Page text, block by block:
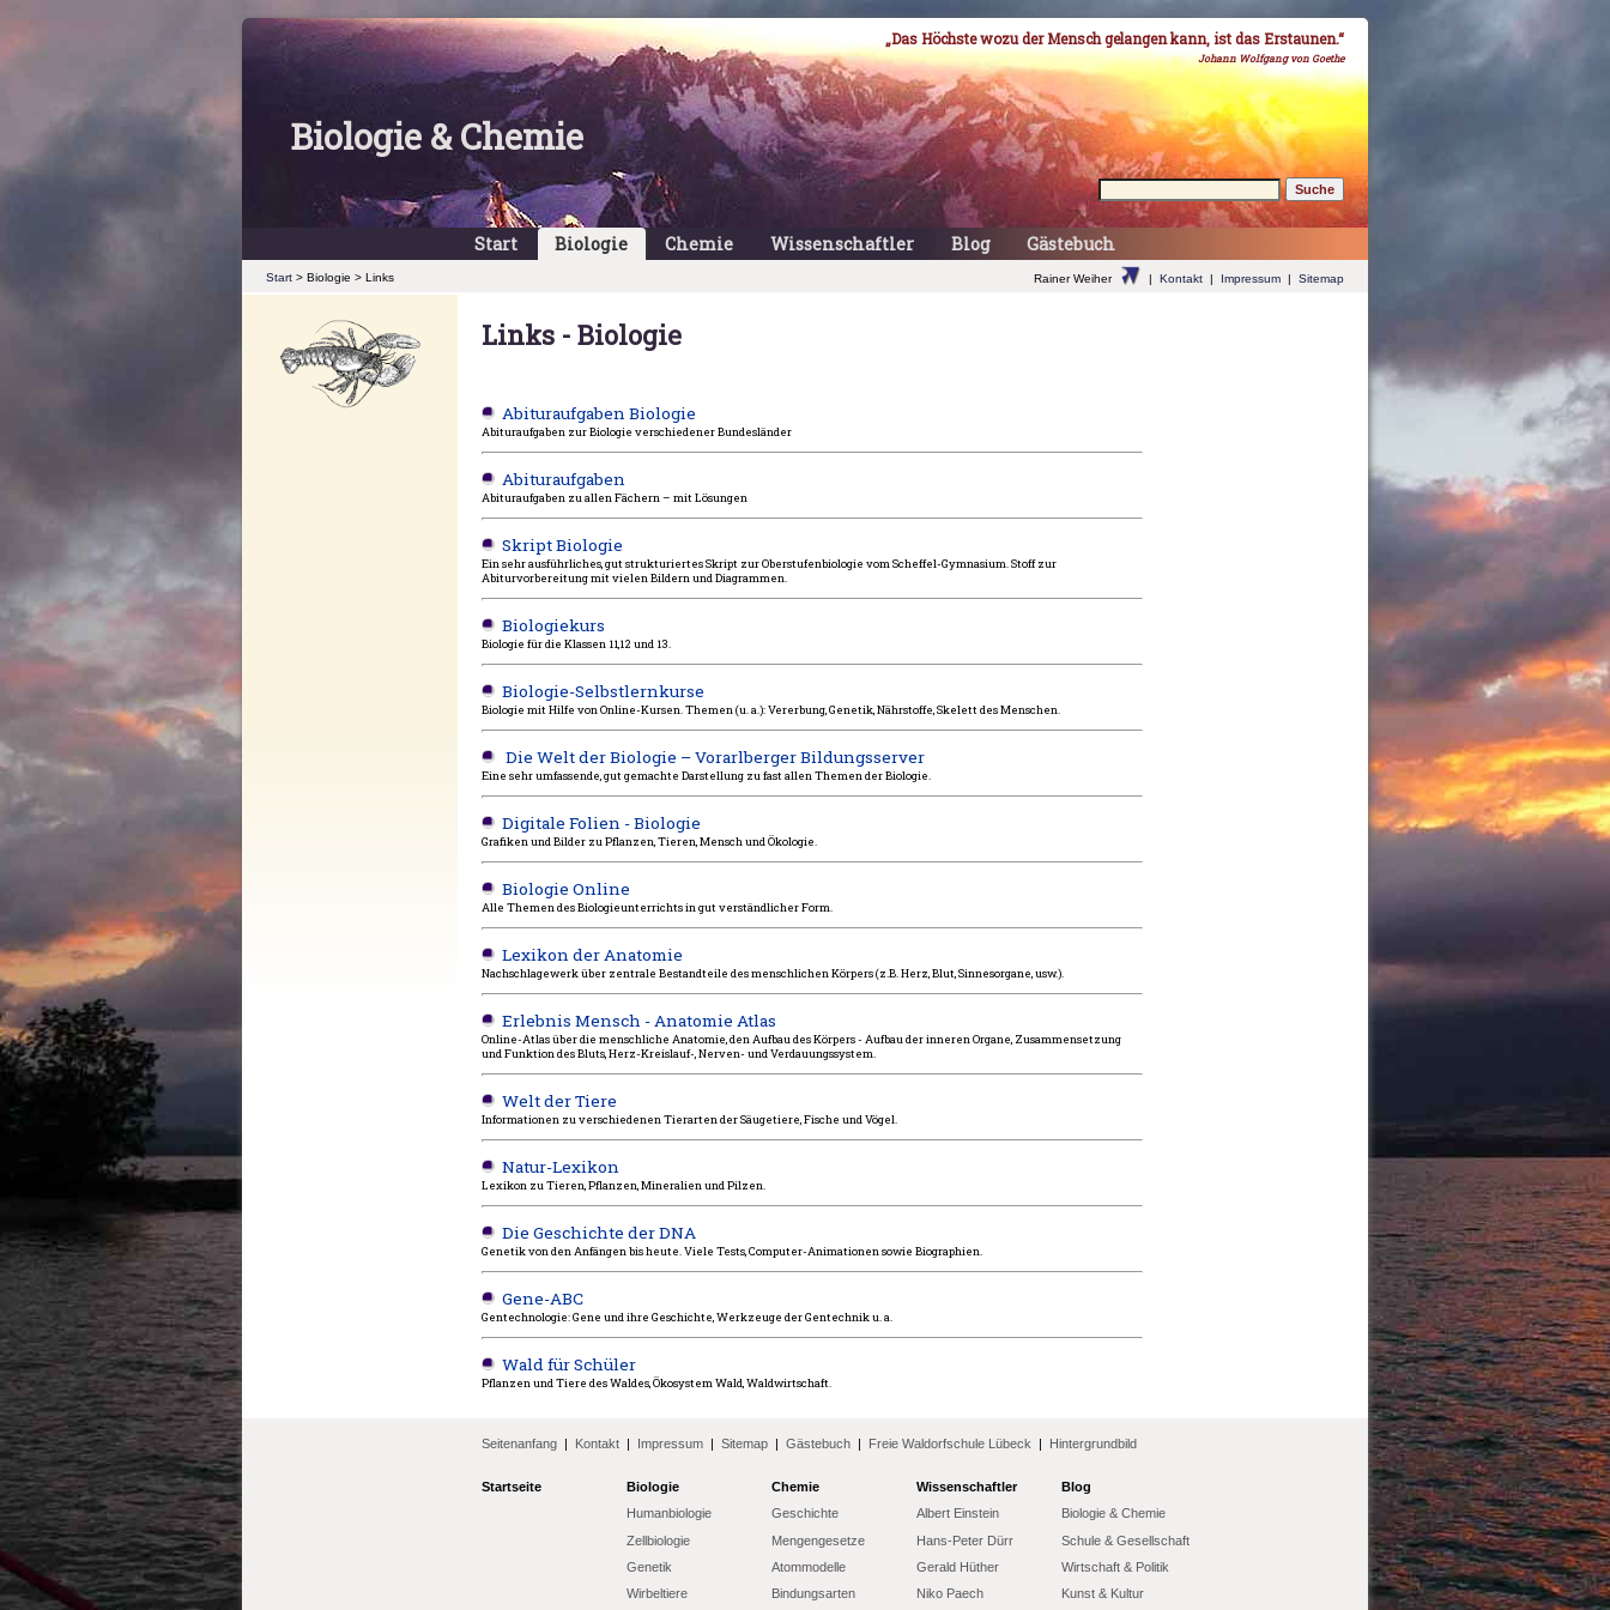
Biologie & Chemie
„Das Höchste wozu der Mensch gelangen kann, ist das Erstaunen.“
Johann Wolfgang von Goethe
Start Biologie Chemie Wissenschaftler Blog Gästebuch
Start > Biologie > Links Rainer Weiher Kontakt Impressum Sitemap
Links - Biologie
Abituraufgaben Biologie
Abituraufgaben zur Biologie verschiedener Bundesländer
Abituraufgaben
Abituraufgaben zu allen Fächern – mit Lösungen
Skript Biologie
Ein sehr ausführliches, gut strukturiertes Skript zur Oberstufenbiologie vom Scheffel-Gymnasium. Stoff zur
Abiturvorbereitung mit vielen Bildern und Diagrammen.
Biologiekurs
Biologie für die Klassen 11,12 und 13.
Biologie-Selbstlernkurse
Biologie mit Hilfe von Online-Kursen. Themen (u. a.): Vererbung, Genetik, Nährstoffe, Skelett des Menschen.
Die Welt der Biologie – Vorarlberger Bildungsserver
Eine sehr umfassende, gut gemachte Darstellung zu fast allen Themen der Biologie.
Digitale Folien - Biologie
Grafiken und Bilder zu Pflanzen, Tieren, Mensch und Ökologie.
Biologie Online
Alle Themen des Biologieunterrichts in gut verständlicher Form.
Lexikon der Anatomie
Nachschlagewerk über zentrale Bestandteile des menschlichen Körpers (z.B. Herz, Blut, Sinnesorgane, usw.).
Erlebnis Mensch - Anatomie Atlas
Online-Atlas über die menschliche Anatomie, den Aufbau des Körpers - Aufbau der inneren Organe, Zusammensetzung
und Funktion des Bluts, Herz-Kreislauf-, Nerven- und Verdauungssystem.
Welt der Tiere
Informationen zu verschiedenen Tierarten der Säugetiere, Fische und Vögel.
Natur-Lexikon
Lexikon zu Tieren, Pflanzen, Mineralien und Pilzen.
Die Geschichte der DNA
Genetik von den Anfängen bis heute. Viele Tests, Computer-Animationen sowie Biographien.
Gene-ABC
Gentechnologie: Gene und ihre Geschichte, Werkzeuge der Gentechnik u. a.
Wald für Schüler
Pflanzen und Tiere des Waldes, Ökosystem Wald, Waldwirtschaft.
Seitenanfang | Kontakt | Impressum | Sitemap | Gästebuch | Freie Waldorfschule Lübeck | Hintergrundbild
Startseite
Biologie
Humanbiologie
Zellbiologie
Genetik
Wirbeltiere
Chemie
Geschichte
Mengengesetze
Atommodelle
Bindungsarten
Wissenschaftler
Albert Einstein
Hans-Peter Dürr
Gerald Hüther
Niko Paech
Blog
Biologie & Chemie
Schule & Gesellschaft
Wirtschaft & Politik
Kunst & Kultur